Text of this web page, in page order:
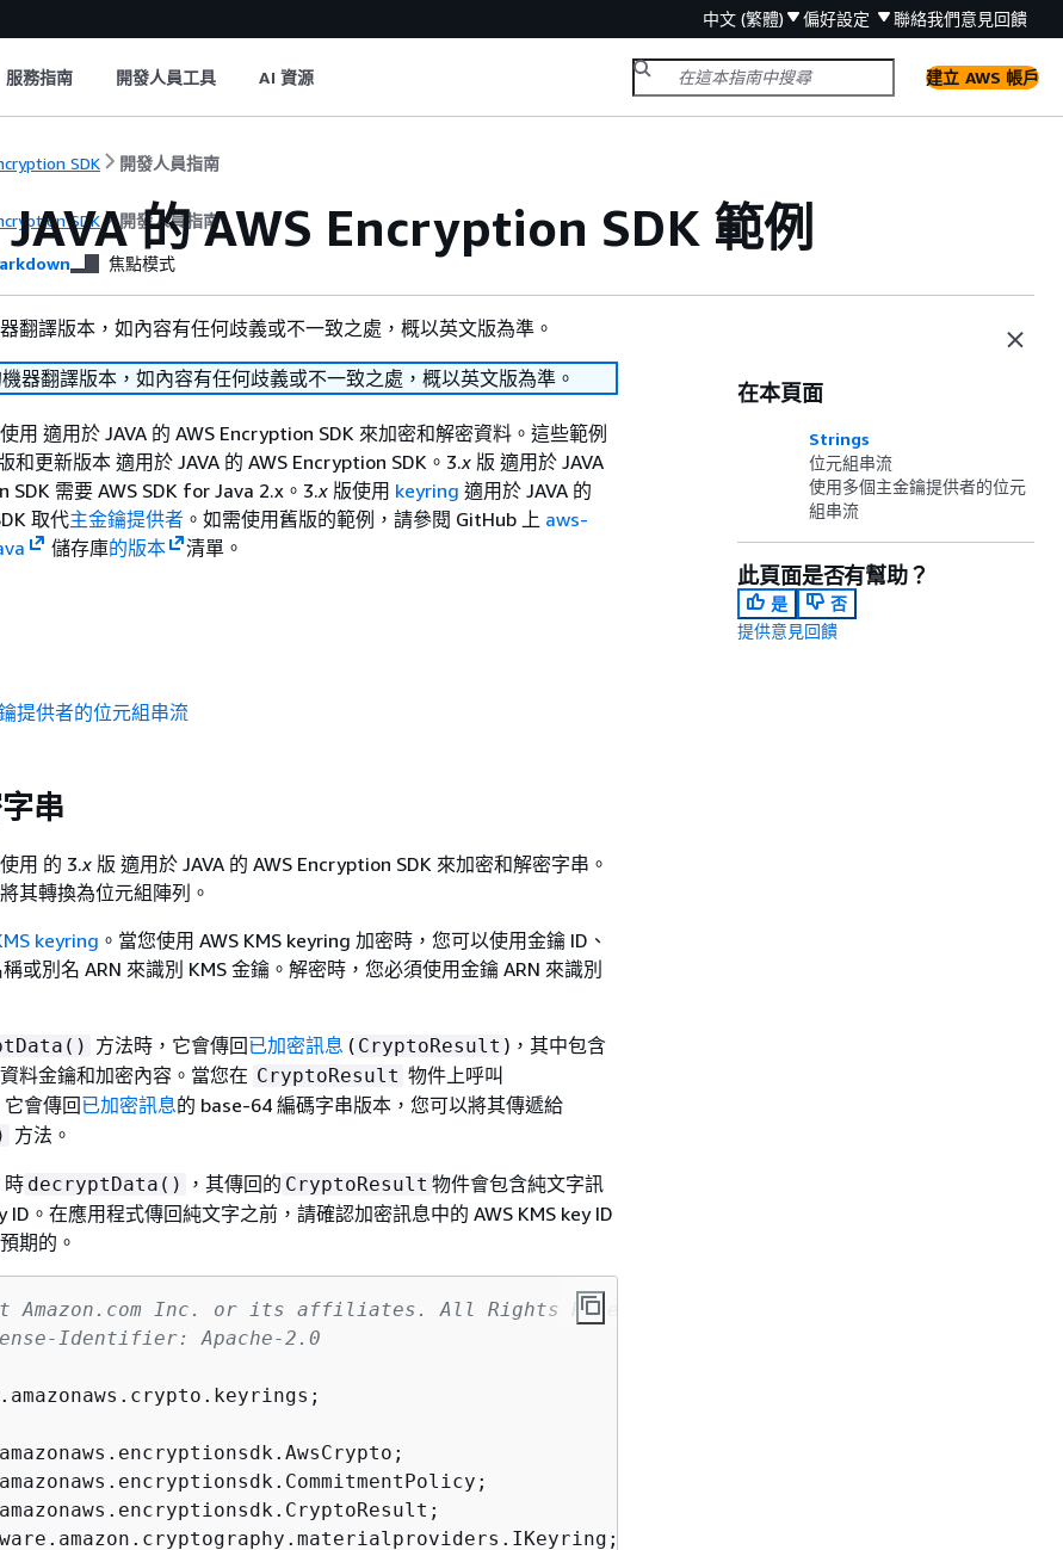
中文 (繁體) 偏好設定 聯絡我們意見回饋
服務指南 開發人員工具 AI 資源 建立 AWS 帳戶
SDK 開發人員指南
SDK 開發人員指南
的 AWS Encryption SDK 範例
焦點模式
翻譯版本，如內容有任何歧義或不一致之處，概以英文版為準。
器翻譯版本，如內容有任何歧義或不一致之處，概以英文版為準。
用 適用於 JAVA 的 AWS Encryption SDK 來加密和解密資料。這些範例
和更新版本 適用於 JAVA 的 AWS Encryption SDK。3.x 版 適用於 JAVA
SDK 需要 AWS SDK for Java 2.x。3.x 版使用 keyring 適用於 JAVA 的
取代主金鑰提供者 。如需使用舊版的範例，請參閱 GitHub 上 aws-
儲存庫的版本
清單。
提供者的位元組串流
串
用 的 3.x 版 適用於 JAVA 的 AWS Encryption SDK 來加密和解密字串。
其轉換為位元組陣列。
keyring 。當您使用 AWS KMS keyring 加密時，您可以使用金鑰 ID、
或別名 ARN 來識別 KMS 金鑰。解密時，您必須使用金鑰 ARN 來識別
方法時，它會傳回已加密訊息 ( CryptoResult )，其中包含
料金鑰和加密內容。當您在 CryptoResult 物件上呼叫
它會傳回已加密訊息的 base-64 編碼字串版本，您可以將其傳遞給
方法。
時 decryptData() ，其傳回的 CryptoResult 物件會包含純文字訊
ID。在應用程式傳回純文字之前，請確認加密訊息中的 AWS KMS key ID
期的。
Amazon.com Inc. or its affiliates. All Rights Reserved.
Identifier: Apache-2.0
在本頁面
Strings
位元組串流
使用多個主金鑰提供者的位元
組串流
此頁面是否有幫助？
是
否
提供意見回饋